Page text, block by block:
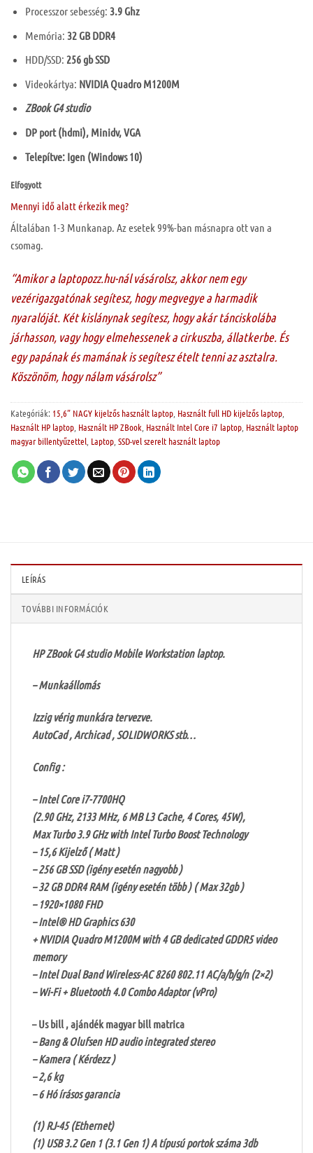
Processzor sebesség: 3.9 Ghz
Memória: 32 GB DDR4
HDD/SSD: 256 gb SSD
Videokártya: NVIDIA Quadro M1200M
ZBook G4 studio
DP port (hdmi), Minidv, VGA
Telepítve: Igen (Windows 10)
Elfogyott
Mennyi idő alatt érkezik meg?
Általában 1-3 Munkanap. Az esetek 99%-ban másnapra ott van a
csomag.
“Amikor a laptopozz.hu-nál vásárolsz, akkor nem egy
vezérigazgatónak segítesz, hogy megvegye a harmadik
nyaralóját. Két kislánynak segítesz, hogy akár tánciskolába
járhasson, vagy hogy elmehessenek a cirkuszba, állatkerbe. És
egy papának és mamának is segítesz ételt tenni az asztalra.
Köszönöm, hogy nálam vásárolsz”
Kategóriák: 15,6” NAGY kijelzős használt laptop Használt full HD kijelzős laptop
Használt HP laptop Használt HP ZBook Használt Intel Core i7 laptop Használt laptop
magyar billentyűzettel Laptop SSD-vel szerelt használt laptop
LEÍRÁS
TOVÁBBI INFORMÁCIÓK
HP ZBook G4 studio Mobile Workstation laptop.
– Munkaállomás
Izzig vérig munkára tervezve.
AutoCad , Archicad , SOLIDWORKS stb…
Config :
– Intel Core i7-7700HQ
(2.90 GHz, 2133 MHz, 6 MB L3 Cache, 4 Cores, 45W),
Max Turbo 3.9 GHz with Intel Turbo Boost Technology
– 15,6 Kijelző ( Matt )
– 256 GB SSD (igény esetén nagyobb )
– 32 GB DDR4 RAM (igény esetén több ) ( Max 32gb )
– 1920×1080 FHD
– Intel® HD Graphics 630
+ NVIDIA Quadro M1200M with 4 GB dedicated GDDR5 video
memory
– Intel Dual Band Wireless-AC 8260 802.11 AC/a/b/g/n (2×2)
– Wi-Fi + Bluetooth 4.0 Combo Adaptor (vPro)
– Us bill , ajándék magyar bill matrica
– Bang & Olufsen HD audio integrated stereo
– Kamera ( Kérdezz )
– 2,6 kg
– 6 Hó írásos garancia
(1) RJ-45 (Ethernet)
(1) USB 3.2 Gen 1 (3.1 Gen 1) A típusú portok száma 3db